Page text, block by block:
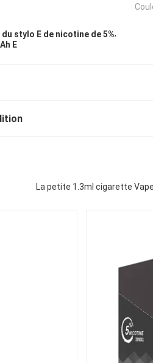
stylo E de nicotine de 5%,
E
La petite 1.3ml cigarette